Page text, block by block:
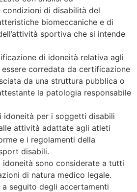
di disabilità del
biomeccaniche e di
sportiva che si intende
di idoneità relativa agli
corredata da certificazione
da una struttura pubblica o
la patologia responsabile
idoneità per i soggetti disabili
attività adattate agli atleti
e i regolamenti della
disabili.
sono considerate a tutti
di natura medico legale.
a seguito degli accertamenti